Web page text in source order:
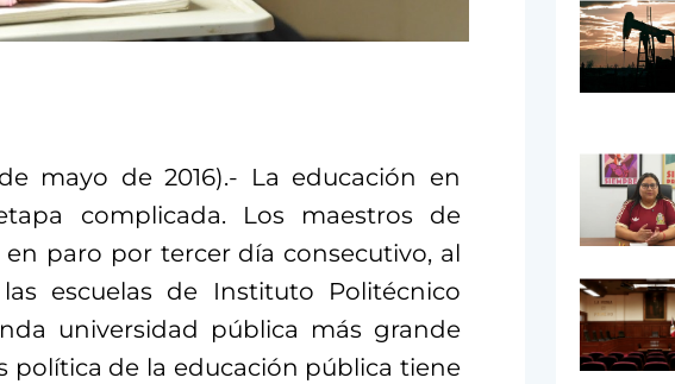
mayo de 2016).- La educación en
complicada. Los maestros de
paro por tercer día consecutivo, al
escuelas de Instituto Politécnico
universidad pública más grande
política de la educación pública tiene